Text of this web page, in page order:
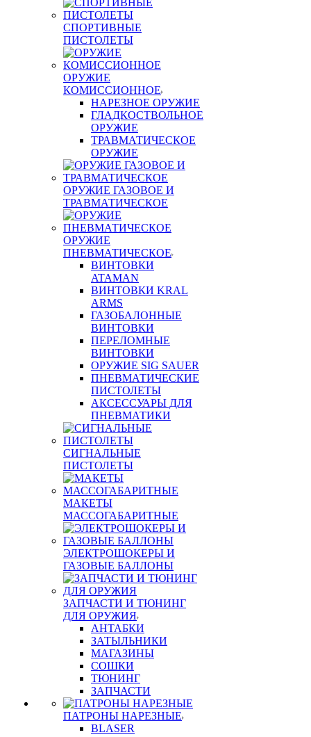
СПОРТИВНЫЕ
ПИСТОЛЕТЫ
ОРУЖИЕ
КОМИССИОННОЕ
НАРЕЗНОЕ ОРУЖИЕ
ГЛАДКОСТВОЛЬНОЕ
ОРУЖИЕ
ТРАВМАТИЧЕСКОЕ
ОРУЖИЕ
ОРУЖИЕ ГАЗОВОЕ И
ТРАВМАТИЧЕСКОЕ
ОРУЖИЕ
ПНЕВМАТИЧЕСКОЕ
ВИНТОВКИ
ATAMAN
ВИНТОВКИ KRAL
ARMS
ГАЗОБАЛОННЫЕ
ВИНТОВКИ
ПЕРЕЛОМНЫЕ
ВИНТОВКИ
ОРУЖИЕ SIG SAUER
ПНЕВМАТИЧЕСКИЕ
ПИСТОЛЕТЫ
АКСЕССУАРЫ ДЛЯ
ПНЕВМАТИКИ
СИГНАЛЬНЫЕ
ПИСТОЛЕТЫ
МАКЕТЫ
МАССОГАБАРИТНЫЕ
ЭЛЕКТРОШОКЕРЫ И
ГАЗОВЫЕ БАЛЛОНЫ
ЗАПЧАСТИ И ТЮНИНГ
ДЛЯ ОРУЖИЯ
АНТАБКИ
ЗАТЫЛЬНИКИ
МАГАЗИНЫ
СОШКИ
ТЮНИНГ
ЗАПЧАСТИ
ПАТРОНЫ НАРЕЗНЫЕ
BLASER